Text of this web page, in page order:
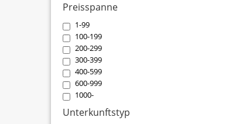
Preisspanne
1-99
100-199
200-299
300-399
400-599
600-999
1000-
Unterkunftstyp